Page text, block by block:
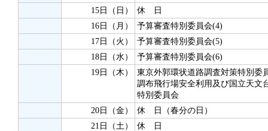
15日（日）
休 日
16日（月）
予算審査特別委員会(4)
17日（火）
予算審査特別委員会(5)
18日（水）
予算審査特別委員会(6)
19日（木）
東京外郭環状道路調査対策特別委
調布飛行場安全利用及び国立天文
特別委員会
20日（金）
休 日（春分の日）
21日（土）
休 日